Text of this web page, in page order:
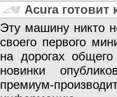
Acura
Эту машину никто
своего первого
на дорогах
новинки
премиум-